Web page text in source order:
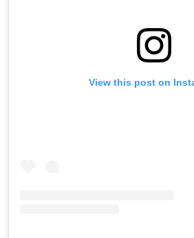
View this post on